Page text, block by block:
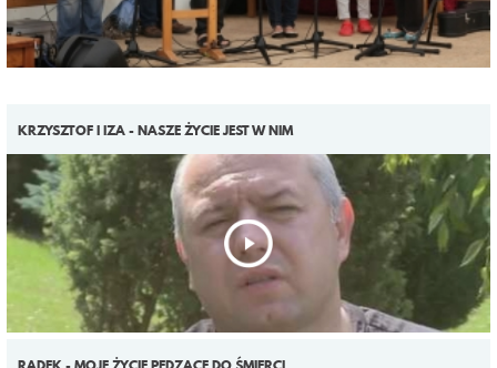
KRZYSZTOF I IZA - NASZE ŻYCIE JEST W NIM